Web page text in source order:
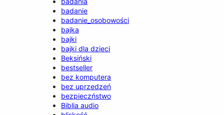
badanie
badanie_osobowości
bajka
bajki
bajki dla dzieci
Beksiński
bestseller
bez komputera
bez uprzedzeń
bezpieczństwo
Biblia audio